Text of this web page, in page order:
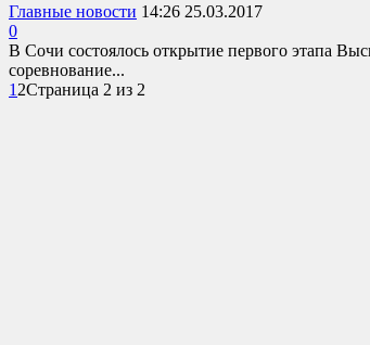
Главные новости 14:26 25.03.2017
0
В Сочи состоялось открытие первого этапа
соревнование...
1 2Страница 2 из 2